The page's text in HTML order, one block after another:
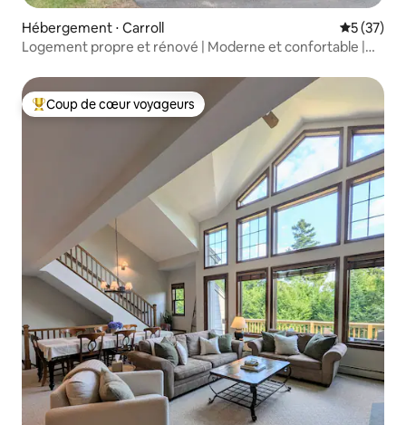
Hébergement ⋅ Carroll
5 (37)
Logement propre et rénové | Moderne et confortable |
Coups de cœur voyageurs les plus appréciés
Coup de cœur voyageurs